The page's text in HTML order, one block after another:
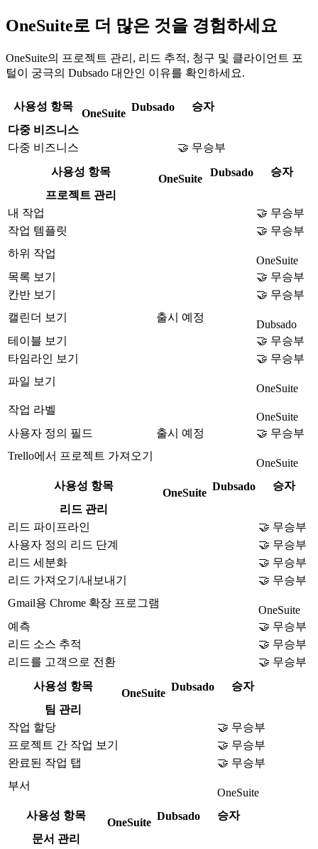
OneSuite로 더 많은 것을 경험하세요
OneSuite의 프로젝트 관리, 리드 추적, 청구 및 클라이언트 포
털이 궁극의 Dubsado 대안인 이유를 확인하세요.
사용성 항목
OneSuite
Dubsado
승자
다중 비즈니스
다중 비즈니스
🤝 무승부
사용성 항목
OneSuite
Dubsado
승자
프로젝트 관리
내 작업
🤝 무승부
작업 템플릿
🤝 무승부
하위 작업
OneSuite
목록 보기
🤝 무승부
칸반 보기
🤝 무승부
캘린더 보기
출시 예정
Dubsado
테이블 보기
🤝 무승부
타임라인 보기
🤝 무승부
파일 보기
OneSuite
작업 라벨
OneSuite
사용자 정의 필드
출시 예정
🤝 무승부
Trello에서 프로젝트 가져오기
OneSuite
사용성 항목
OneSuite
Dubsado
승자
리드 관리
리드 파이프라인
🤝 무승부
사용자 정의 리드 단계
🤝 무승부
리드 세분화
🤝 무승부
리드 가져오기/내보내기
🤝 무승부
Gmail용 Chrome 확장 프로그램
OneSuite
예측
🤝 무승부
리드 소스 추적
🤝 무승부
리드를 고객으로 전환
🤝 무승부
사용성 항목
OneSuite
Dubsado
승자
팀 관리
작업 할당
🤝 무승부
프로젝트 간 작업 보기
🤝 무승부
완료된 작업 탭
🤝 무승부
부서
OneSuite
사용성 항목
OneSuite
Dubsado
승자
문서 관리